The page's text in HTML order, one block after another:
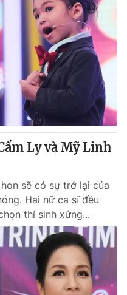
Ly và Mỹ Linh
sẽ có sự trở lại của
Hai nữ ca sĩ đều
thí sinh xứng...